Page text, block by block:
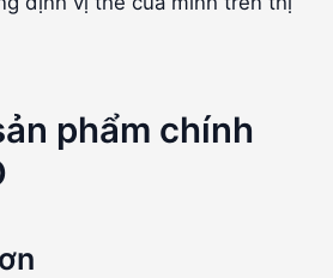
phẩm chính